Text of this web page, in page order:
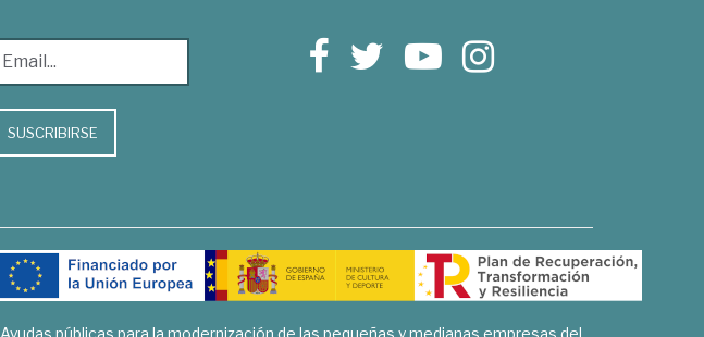
SUSCRIBIRSE
Ayudas públicas para la modernización de las pequeñas y medianas empresas del